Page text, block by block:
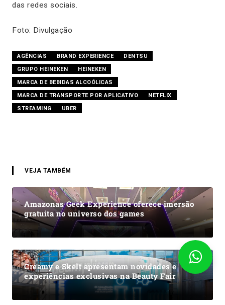
das redes sociais.
Foto: Divulgação
AGÊNCIAS BRAND EXPERIENCE
DENTSU
GRUPO HEINEKEN
HEINEKEN
MARCA DE BEBIDAS ALCOÓLICAS
MARCA DE TRANSPORTE POR APLICATIVO
NETFLIX
STREAMING
UBER
VEJA TAMBÉM
Amazonas Geek Experience oferece imersão
gratuita no universo dos games
Creamy e Skelt apresentam novidades e
experiências exclusivas na Beauty Fair